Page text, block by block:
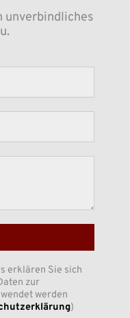
unverbindliches
erklären Sie sich
zur
werden
)